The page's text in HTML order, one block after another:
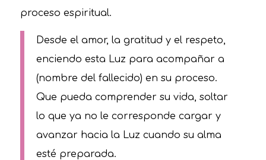
proceso espiritual.
Desde el amor, la gratitud y el respeto,
enciendo esta Luz para acompañar a
(nombre del fallecido) en su proceso.
Que pueda comprender su vida, soltar
lo que ya no le corresponde cargar y
avanzar hacia la Luz cuando su alma
esté preparada.